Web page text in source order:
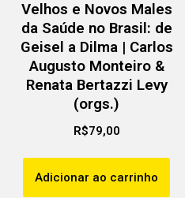
Velhos e Novos Males
da Saúde no Brasil: de
Geisel a Dilma | Carlos
Augusto Monteiro &
Renata Bertazzi Levy
(orgs.)
R$79,00
Adicionar ao carrinho